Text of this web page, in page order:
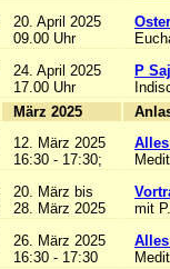
20. April 2025
09.00 Uhr
24. April 2025
17.00 Uhr
P
März 2025
12. März 2025
16:30 - 17:30;
20. März bis
28. März 2025
mit
26. März 2025
16:30 - 17:30